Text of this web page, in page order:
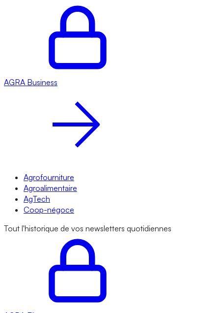
AGRA Business
Agrofourniture
Agroalimentaire
AgTech
Coop-négoce
Tout l'historique de vos newsletters quotidiennes